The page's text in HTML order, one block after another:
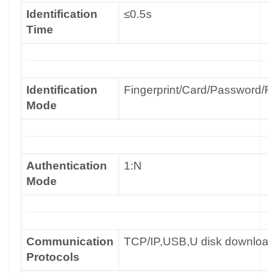
Identification
Time
≤0.5s
Identification
Mode
Fingerprint/Card/
Authentication
Mode
1:N
Communication
Protocols
TCP/IP,USB,U disk